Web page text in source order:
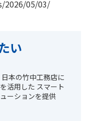
2026/05/03/
い
本の竹中工務店に
活用した スマート
ーションを提供